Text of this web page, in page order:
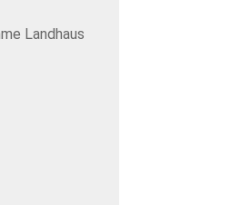
Landhaus